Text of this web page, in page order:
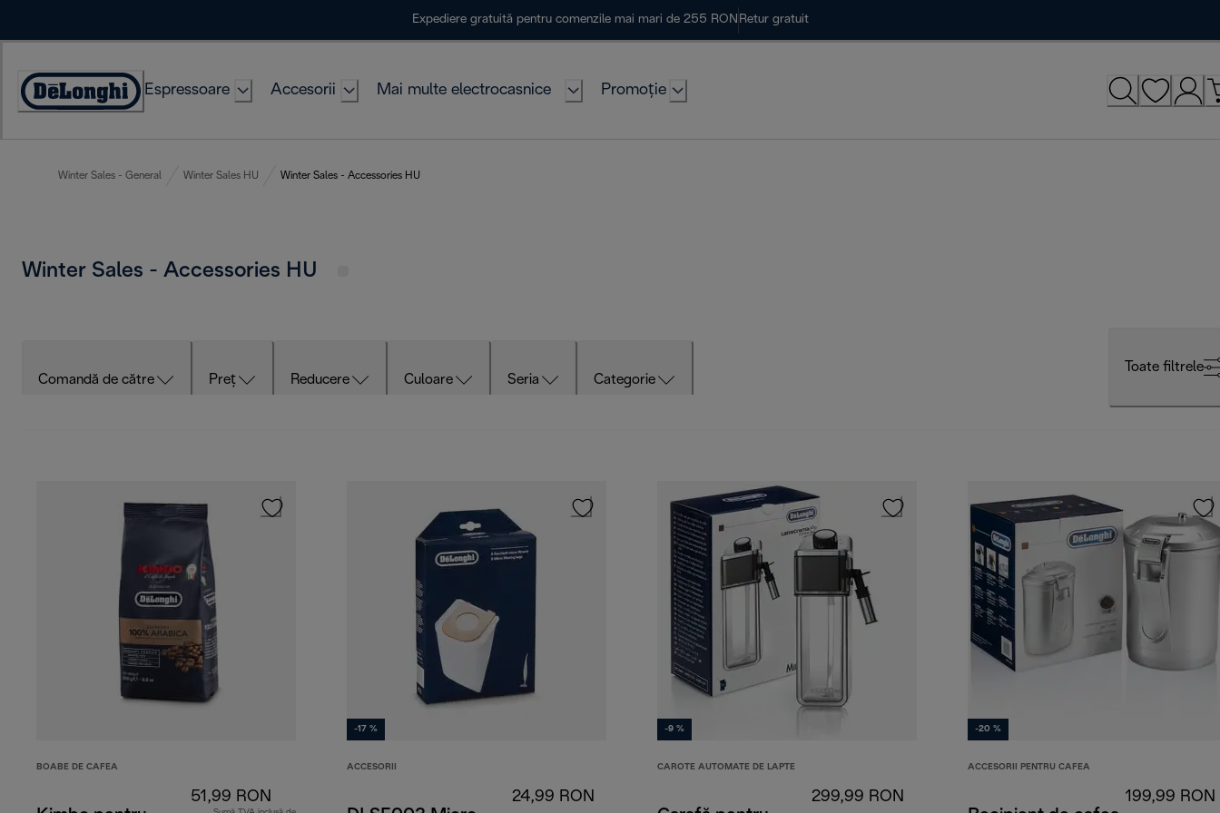
Expediere gratuită pentru comenzile mai mari de 255 RON Retur gratuit
Accessibility
Espressoare Accesorii Mai multe electrocasnice Promoție
Winter Sales - General Winter Sales HU Winter Sales - Accessories HU
Winter Sales - Accessories HU
Comandă de către Preț Reducere Culoare Seria Categorie
Toate filtrele
BOABE DE CAFEA
51,99 RON
-17 %
ACCESORII
24,99 RON
-9 %
CAROTE AUTOMATE DE LAPTE
299,99 RON
-20 %
ACCESORII PENTRU CAFEA
199,99 RON